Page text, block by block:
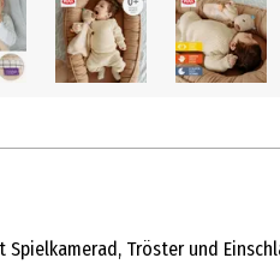
Spielkamerad, Tröster und